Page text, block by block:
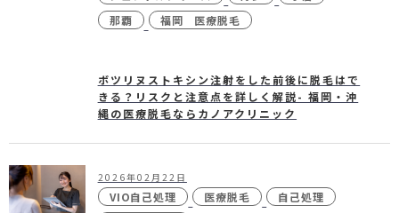
那覇
福岡 医療脱毛
ボツリヌストキシン注射をした前後に脱毛はで
きる？リスクと注意点を詳しく解説- 福岡・沖
縄の医療脱毛ならカノアクリニック
2026年02月22日
VIO自己処理 医療脱毛
自己処理